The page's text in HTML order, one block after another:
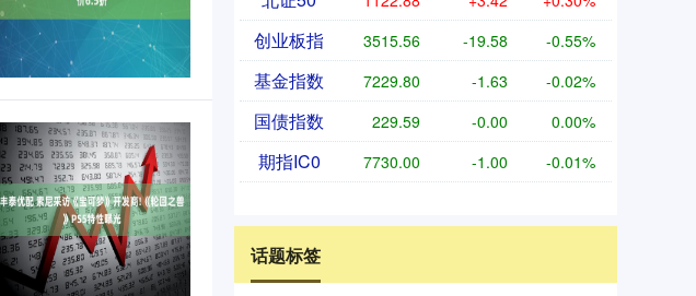
创业板指 3515.56 -19.58 -0.55%
基金指数 7229.80 -1.63 -0.02%
国债指数 229.59 -0.00 0.00%
期指IC0 7730.00 -1.00 -0.01%
话题标签